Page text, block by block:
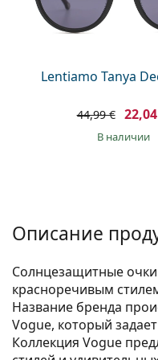
Persol
Все бренды
Lentiamo Tanya
44,99 €
в наличии
Описание
Солнцезащитные
красноречивым
Название бренда
Vogue, который
Коллекция Vogue